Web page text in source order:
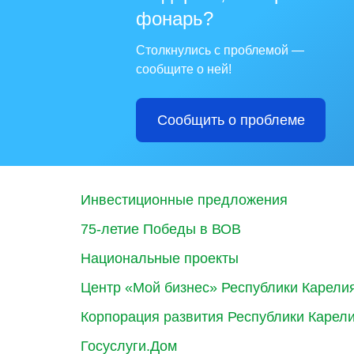
фонарь?
Столкнулись с проблемой —
сообщите о ней!
Сообщить о проблеме
Инвестиционные предложения
75-летие Победы в ВОВ
Национальные проекты
Центр «Мой бизнес» Республики
Корпорация развития Республики
Госуслуги.Дом